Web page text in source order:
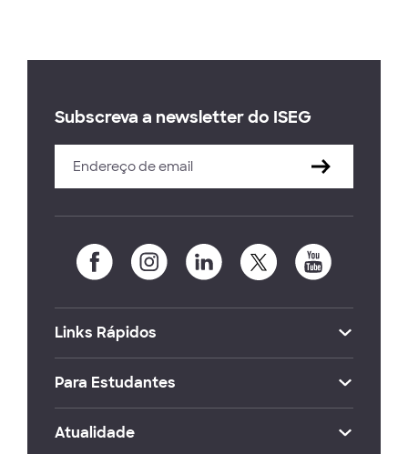
Subscreva a newsletter do ISEG
Links Rápidos
Para Estudantes
Atualidade